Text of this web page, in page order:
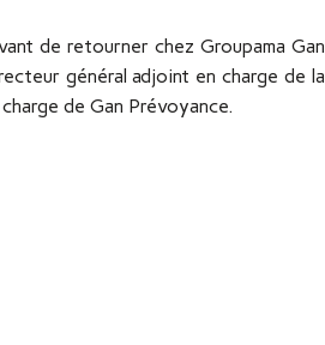
de retourner chez Groupama Gan
général adjoint en charge de la
de Gan Prévoyance.